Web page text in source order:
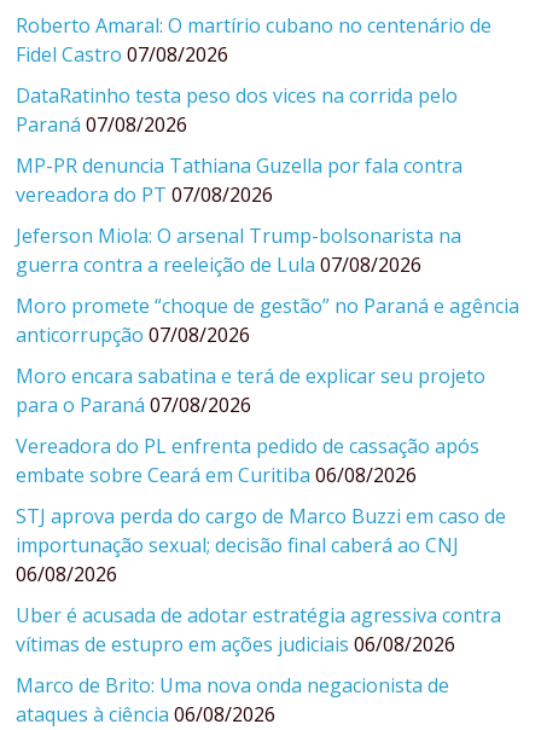
Roberto Amaral: O martírio cubano no centenário de
Fidel Castro 07/08/2026
DataRatinho testa peso dos vices na corrida pelo
Paraná 07/08/2026
MP-PR denuncia Tathiana Guzella por fala contra
vereadora do PT 07/08/2026
Jeferson Miola: O arsenal Trump-bolsonarista na
guerra contra a reeleição de Lula 07/08/2026
Moro promete “choque de gestão” no Paraná e agência
anticorrupção 07/08/2026
Moro encara sabatina e terá de explicar seu projeto
para o Paraná 07/08/2026
Vereadora do PL enfrenta pedido de cassação após
embate sobre Ceará em Curitiba 06/08/2026
STJ aprova perda do cargo de Marco Buzzi em caso de
importunação sexual; decisão final caberá ao CNJ
06/08/2026
Uber é acusada de adotar estratégia agressiva contra
vítimas de estupro em ações judiciais 06/08/2026
Marco de Brito: Uma nova onda negacionista de
ataques à ciência 06/08/2026